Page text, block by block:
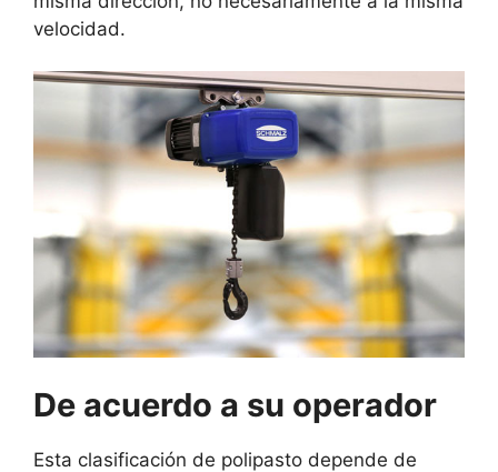
velocidad.
De acuerdo a su operador
Esta clasificación de polipasto depende de